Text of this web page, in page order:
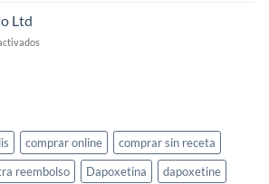
Price
Ltd
comprar online
comprar sin receta
reembolso Dapoxetina
dapoxetine